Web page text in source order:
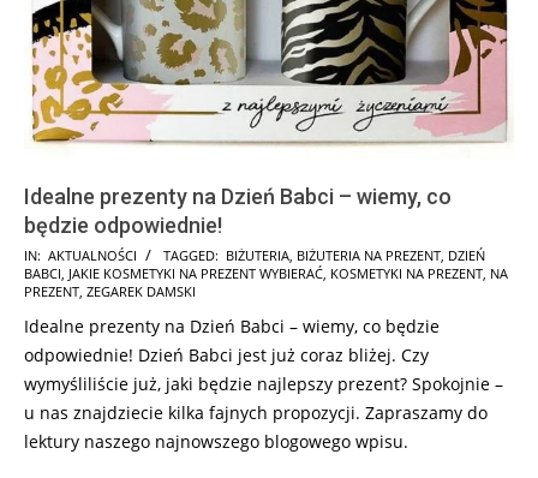
Idealne prezenty na Dzień Babci – wiemy, co
będzie odpowiednie!
2024-
12-
IN: AKTUALNOŚCI TAGGED: BIŻUTERIA, BIŻUTERIA NA PREZENT, DZIEŃ
BABCI, JAKIE KOSMETYKI NA PREZENT WYBIERAĆ, KOSMETYKI NA PREZENT, NA
PREZENT, ZEGAREK DAMSKI
Idealne prezenty na Dzień Babci – wiemy, co będzie
odpowiednie! Dzień Babci jest już coraz bliżej. Czy
wymyśliliście już, jaki będzie najlepszy prezent? Spokojnie –
u nas znajdziecie kilka fajnych propozycji. Zapraszamy do
lektury naszego najnowszego blogowego wpisu.